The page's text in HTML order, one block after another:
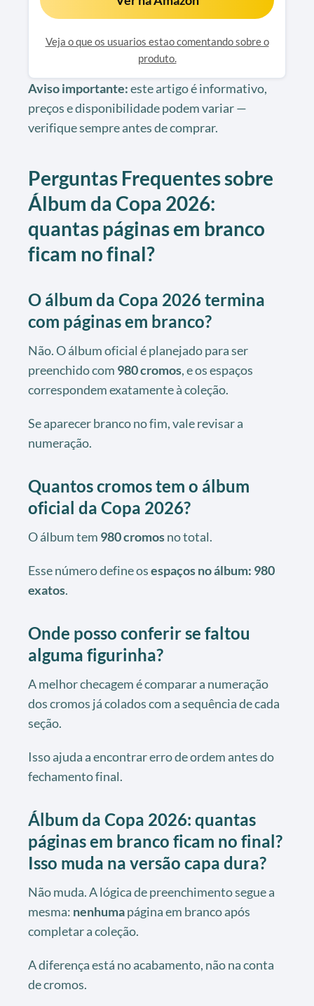
Veja o que os usuarios estao comentando sobre o
produto.
Aviso importante:este artigo é informativo,
preços e disponibilidade podem variar —
verifique sempre antes de comprar.
Perguntas Frequentes sobre
Álbum da Copa 2026:
quantas páginas em branco
ficam no final?
O álbum da Copa 2026 termina
com páginas em branco?
Não. O álbum oficial é planejado para ser
preenchido com 980 cromos, e os espaços
correspondem exatamente à coleção.
Se aparecer branco no fim, vale revisar a
numeração.
Quantos cromos tem o álbum
oficial da Copa 2026?
O álbum tem 980 cromosno total.
Esse número define osespaços no álbum: 980
exatos.
Onde posso conferir se faltou
alguma figurinha?
A melhor checagem é comparar a numeração
dos cromos já colados com a sequência de cada
seção.
Isso ajuda a encontrar erro de ordem antes do
fechamento final.
Álbum da Copa 2026: quantas
páginas em branco ficam no final?
Isso muda na versão capa dura?
Não muda. A lógica de preenchimento segue a
mesma: nenhumapágina em branco após
completar a coleção.
A diferença está no acabamento, não na conta
de cromos.